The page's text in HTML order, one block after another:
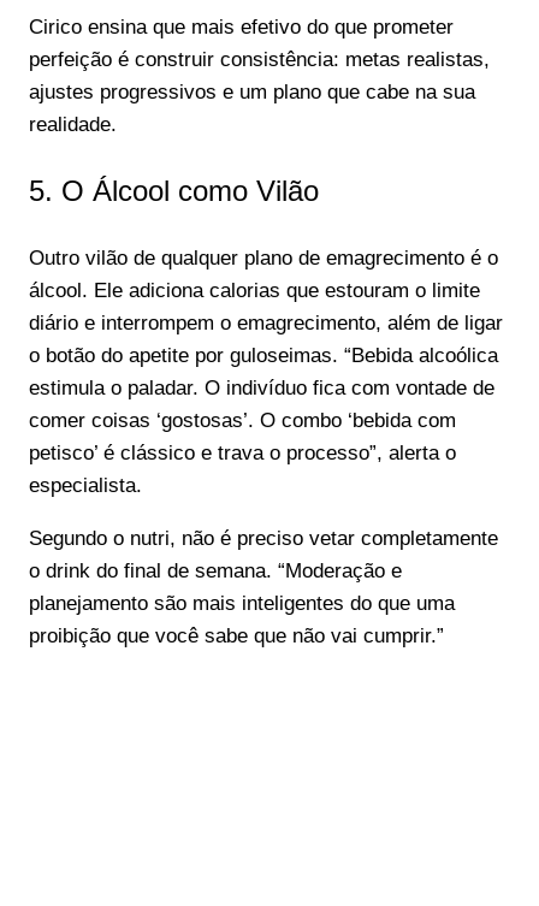
Cirico ensina que mais efetivo do que prometer
perfeição é construir consistência: metas realistas,
ajustes progressivos e um plano que cabe na sua
realidade.
5. O Álcool como Vilão
Outro vilão de qualquer plano de emagrecimento é o
álcool. Ele adiciona calorias que estouram o limite
diário e interrompem o emagrecimento, além de ligar
o botão do apetite por guloseimas. “Bebida alcoólica
estimula o paladar. O indivíduo fica com vontade de
comer coisas ‘gostosas’. O combo ‘bebida com
petisco’ é clássico e trava o processo”, alerta o
especialista.
Segundo o nutri, não é preciso vetar completamente
o drink do final de semana. “Moderação e
planejamento são mais inteligentes do que uma
proibição que você sabe que não vai cumprir.”